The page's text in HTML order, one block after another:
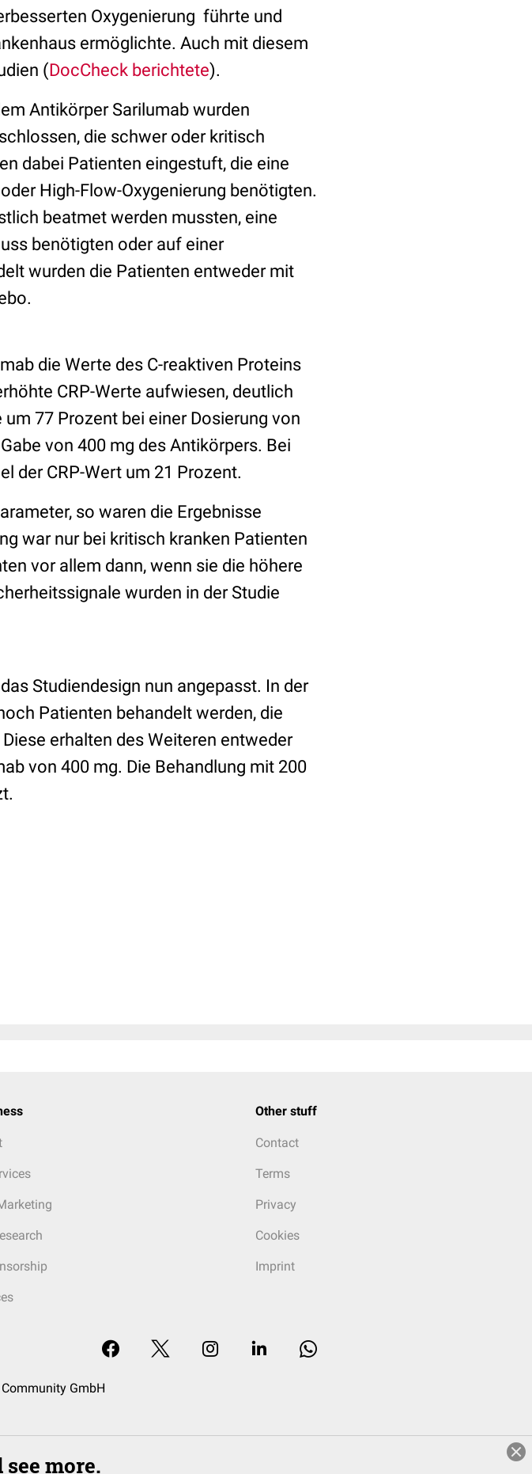
Oxygenierung führte und
ermöglichte. Auch mit diesem
(DocCheck berichtete).
Antikörper Sarilumab wurden
die schwer oder kritisch
dabei Patienten eingestuft, die eine
High-Flow-Oxygenierung benötigten.
beatmet werden mussten, eine
benötigten oder auf einer
wurden die Patienten entweder mit
die Werte des C-reaktiven Proteins
CRP-Werte aufwiesen, deutlich
77 Prozent bei einer Dosierung von
von 400 mg des Antikörpers. Bei
der CRP-Wert um 21 Prozent.
so waren die Ergebnisse
war nur bei kritisch kranken Patienten
vor allem dann, wenn sie die höhere
wurden in der Studie
Studiendesign nun angepasst. In der
Patienten behandelt werden, die
erhalten des Weiteren entweder
von 400 mg. Die Behandlung mit 200
Other stuff
Contact
Terms
Privacy
Cookies
Imprint
GmbH
more.